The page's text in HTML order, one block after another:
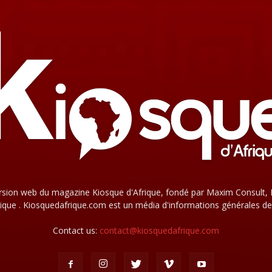
web du magazine Kiosque d'Afrique, fondé par Maxim
. Kiosquedafrique.com est un média d'informations générales
Contact us: contact@kiosquedafrique.com